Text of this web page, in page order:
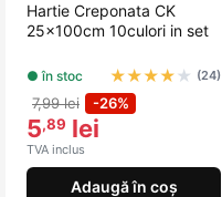
Hartie Creponata CK
25x100cm 10culori in set
● în stoc ★★★★ ★ (24)
7,99 lei -26%
5,89 lei
TVA inclus
Adaugă în coș